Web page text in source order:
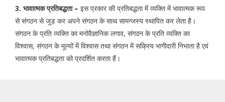
3. भावात्मक प्रतिबद्धता – इस प्रकार की प्रतिबद्धता में व्यक्ति में भावात्मक रूप
से संगठन से जुड़ कर अपने संगठन के साथ सामन्जस्य स्थापित कर लेता है।
संगठन के प्रति व्यक्ति का मनोवैज्ञानिक लगाव, संगठन के प्रति व्यक्ति का
विश्वास, संगठन के मूल्यों में विश्वास तथा संगठन में सक्रिय भागीदारी निभाता है एवं
भावात्मक प्रतिबद्धता को प्रदर्शित करता हैं।